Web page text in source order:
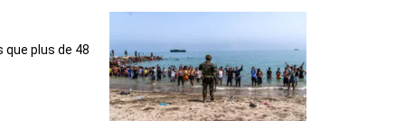
que plus de 48